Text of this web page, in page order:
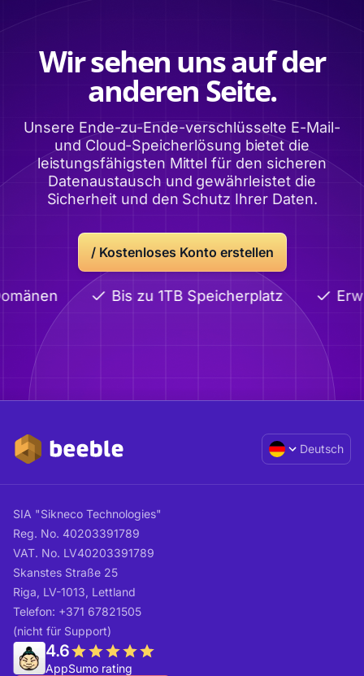
Wir sehen uns auf der
anderen Seite.
Unsere Ende-zu-Ende-verschlüsselte E-Mail-
und Cloud-Speicherlösung bietet die
leistungsfähigsten Mittel für den sicheren
Datenaustausch und gewährleistet die
Sicherheit und den Schutz Ihrer Daten.
/ Kostenloses Konto erstellen
Bis zu 1TB Speicherplatz
Deutsch
SIA "Sikneco Technologies"
Reg. No. 40203391789
VAT. No. LV40203391789
Skanstes Straße 25
Riga, LV-1013, Lettland
Telefon: +371 67821505
(nicht für Support)
4.6
AppSumo rating